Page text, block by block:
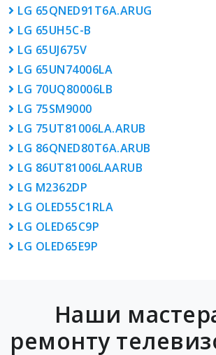
LG 65QNED91T6A.ARUG
LG 65UH5C-B
LG 65UJ675V
LG 65UN74006LA
LG 70UQ80006LB
LG 75SM9000
LG 75UT81006LA.ARUB
LG 86QNED80T6A.ARUB
LG 86UT81006LAARUB
LG M2362DP
LG OLED55C1RLA
LG OLED65C9P
LG OLED65E9P
Наши
ремонту